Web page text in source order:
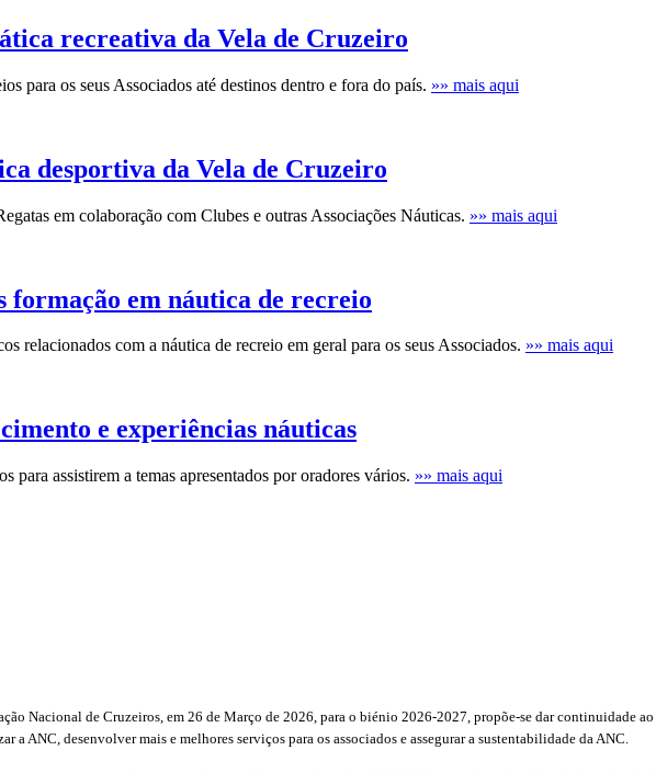
recreativa da Vela de Cruzeiro
para os seus Associados até destinos dentro e fora do país. »» mais aqui
desportiva da Vela de Cruzeiro
em colaboração com Clubes e outras Associações Náuticas. »» mais aqui
formação em náutica de recreio
relacionados com a náutica de recreio em geral para os seus Associados. »» mais aqui
e experiências náuticas
para assistirem a temas apresentados por oradores vários. »» mais aqui
Nacional de Cruzeiros, em 26 de Março de 2026, para o biénio 2026-2027, propõe-se dar continuidade
ANC, desenvolver mais e melhores serviços para os associados e assegurar a sustentabilidade da ANC.